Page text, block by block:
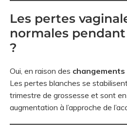
Les pertes
normales
?
Oui, en raison des changements
Les pertes blanches se
trimestre de grossesse et sont
augmentation à l’approche de